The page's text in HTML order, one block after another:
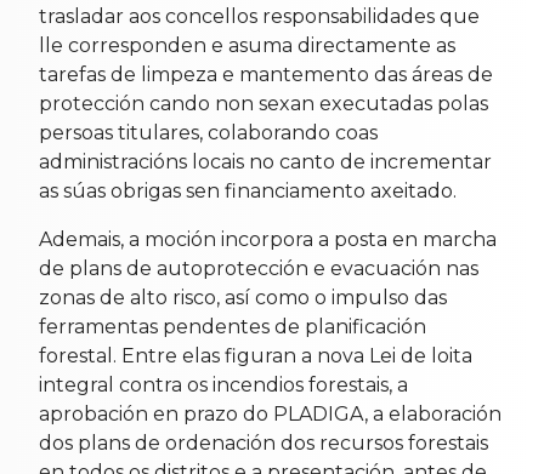
trasladar aos concellos responsabilidades que
lle corresponden e asuma directamente as
tarefas de limpeza e mantemento das áreas de
protección cando non sexan executadas polas
persoas titulares, colaborando coas
administracións locais no canto de incrementar
as súas obrigas sen financiamento axeitado.
Ademais, a moción incorpora a posta en marcha
de plans de autoprotección e evacuación nas
zonas de alto risco, así como o impulso das
ferramentas pendentes de planificación
forestal. Entre elas figuran a nova Lei de loita
integral contra os incendios forestais, a
aprobación en prazo do PLADIGA, a elaboración
dos plans de ordenación dos recursos forestais